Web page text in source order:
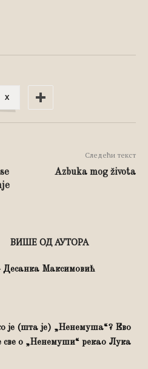
X
Следећи текст
Azbuka mog života
ВИШЕ ОД АУТОРА
Десанка Максимовић
је (шта је) „Ненемуша“? Ево
све о „Ненемуши“ рекао Лука